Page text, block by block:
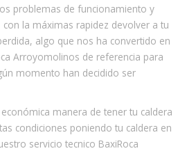
problemas de funcionamiento y
la máximas rapidez devolver a tu
algo que nos ha convertido en
Arroyomolinos de referencia para
momento han decidido ser
manera de tener tu caldera
condiciones poniendo tu caldera en
servicio tecnico BaxiRoca